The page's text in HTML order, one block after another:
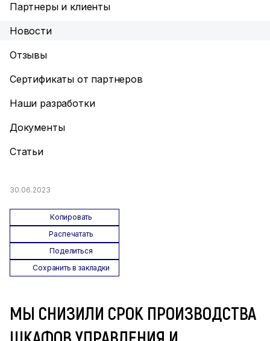
Партнеры и клиенты
Новости
Отзывы
Сертификаты от партнеров
Наши разработки
Документы
Статьи
30.06.2023
Копировать
Распечатать
Поделиться
Сохранить в закладки
МЫ СНИЗИЛИ СРОК ПРОИЗВОДСТВА